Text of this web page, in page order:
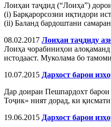
Лоиҳаи таҷдид (“Лоиҳа”)
(i) Барқарорсозии иқтидори
(ii) Баланд бардоштани
08.02.2017 Лоиҳаи таҷдиду
Лоиҳа чорабиниҳои
истодааст. Муколама бо
10.07.2015 Дархост барои
Дар доираи Пешпардохт
Тоҷик» ният дорад, ки
19.06.2015 Дархост барои